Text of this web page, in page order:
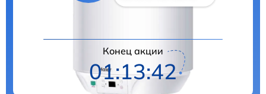
Конец акции
01:13:41